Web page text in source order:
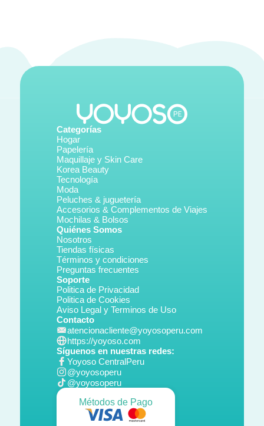
Categorías
Hogar
Papelería
Maquillaje y Skin Care
Korea Beauty
Tecnología
Moda
Peluches & juguetería
Accesorios & Complementos de Viajes
Mochilas & Bolsos
Quiénes Somos
Nosotros
Tiendas físicas
Términos y condiciones
Preguntas frecuentes
Soporte
Politica de Privacidad
Politica de Cookies
Aviso Legal y Terminos de Uso
Contacto
atencionacliente@yoyosoperu.com
https://yoyoso.com
Síguenos en nuestras redes:
Yoyoso CentralPeru
@yoyosoperu
@yoyosoperu
Métodos de Pago